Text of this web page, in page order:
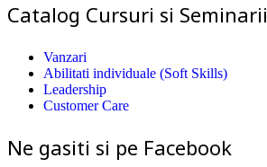
Catalog Cursuri si Seminarii
Vanzari
Abilitati individuale (Soft Skills)
Leadership
Customer Care
Ne gasiti si pe Facebook